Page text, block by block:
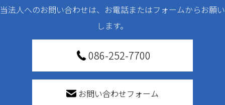
当法人へのお問い合わせは、お電話またはフォームからお願い
します。
086-252-7700
お問い合わせフォーム